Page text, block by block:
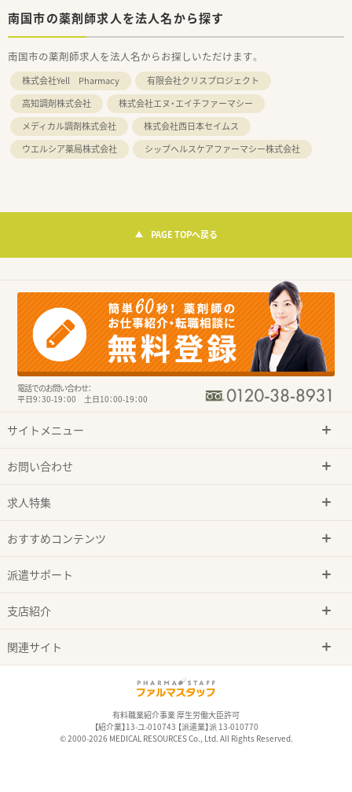
南国市の薬剤師求人を法人名から探す
南国市の薬剤師求人を法人名からお探しいただけます。
株式会社Yell Pharmacy
有限会社クリスプロジェクト
高知調剤株式会社
株式会社エヌ・エイチファーマシー
メディカル調剤株式会社
株式会社西日本セイムス
ウエルシア薬局株式会社
シップヘルスケアファーマシー株式会社
PAGE TOPへ戻る
電話でのお問い合わせ：
平日9：30-19：00 土日10：00-19：00
サイトメニュー
お問い合わせ
求人特集
おすすめコンテンツ
派遣サポート
支店紹介
関連サイト
有料職業紹介事業 厚生労働大臣許可
【紹介業】13-ユ-010743 【派遣業】派 13-010770
© 2000-2026 MEDICAL RESOURCES Co., Ltd. All Rights Reserved.